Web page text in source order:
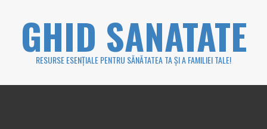
GHID SANATATE
RESURSE ESENȚIALE PENTRU SĂNĂTATEA TA ȘI A FAMILIEI TALE!